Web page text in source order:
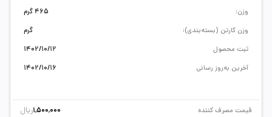
وزن:
465 گرم
وزن کارتن (بسته‌بندی):
گرم
ثبت محصول
1402/10/12
آخرین به‌روز رسانی
1402/10/16
قیمت مصرف کننده 1,500,000ریال